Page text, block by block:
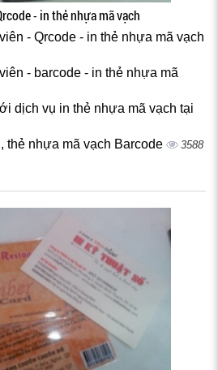
- in thẻ nhựa mã vạch
- Qrcode - in thẻ nhựa mã vạch
- barcode - in thẻ nhựa mã
dịch vụ in thẻ nhựa mã vạch tại
thẻ nhựa mã vạch Barcode 3588